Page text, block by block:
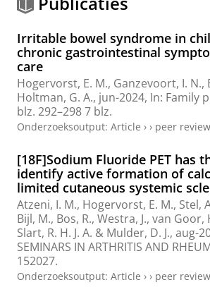
t
l
Irritable bowel syndrome in
chronic gastrointestinal
care
Hogervorst, E. M., Ganzevoort, I. N.,
Holtman, G. A., jun-2024, In: Family
blz. 292–2987 blz.
Onderzoeksoutput: Article › › peer review
[18F]Sodium Fluoride PET has
identify active formation of
limited cutaneous systemic
Atzeni, I. M., Hogervorst, E. M., Stel,
Bijl, M., Bos, R., Westra, J., van Goor,
Slart, R. H. J. A. & Mulder, D. J., aug-
SEMINARS IN ARTHRITIS AND
152027.
Onderzoeksoutput: Article › › peer review